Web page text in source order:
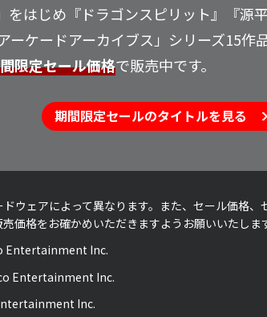
をはじめ『ドラゴンスピリット』『
ーケードアーカイブス」シリーズ15作
限定セール価格で販売中です。
期間限定セールのタイトルを見る
ウェアによって異なります。また、セール価格、
価格をお確かめいただきますようお願いいたしま
Entertainment Inc.
Entertainment Inc.
Inc.